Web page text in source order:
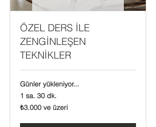
ÖZEL DERS İLE
ZENGİNLEŞEN
TEKNİKLER
Günler yükleniyor...
1 sa. 30 dk.
₺3.000
Türk
₺3.000 ve üzeri